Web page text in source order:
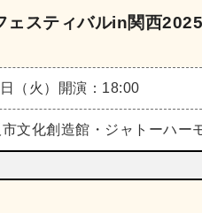
ェスティバルin関西2025
（火） 開演：18:00
文化創造館・ジャトーハー